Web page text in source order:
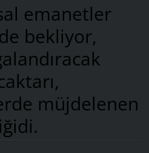
emanetler
bekliyor,
müjdelenen